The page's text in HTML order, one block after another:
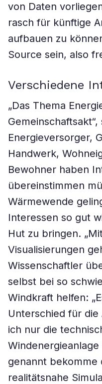
von Daten
rasch für künftige
aufbauen zu
Source sein, also
Verschiedene
„Das Thema
Energieversorger,
Handwerk,
Bewohner haben
übereinstimmen
Wärmewende
Interessen so gut
Hut zu bringen.
Visualisierungen
Wissenschaftler
selbst bei so
Windkraft helfen:
Unterschied für
ich nur die
genannt bekomme
realitätsnahe